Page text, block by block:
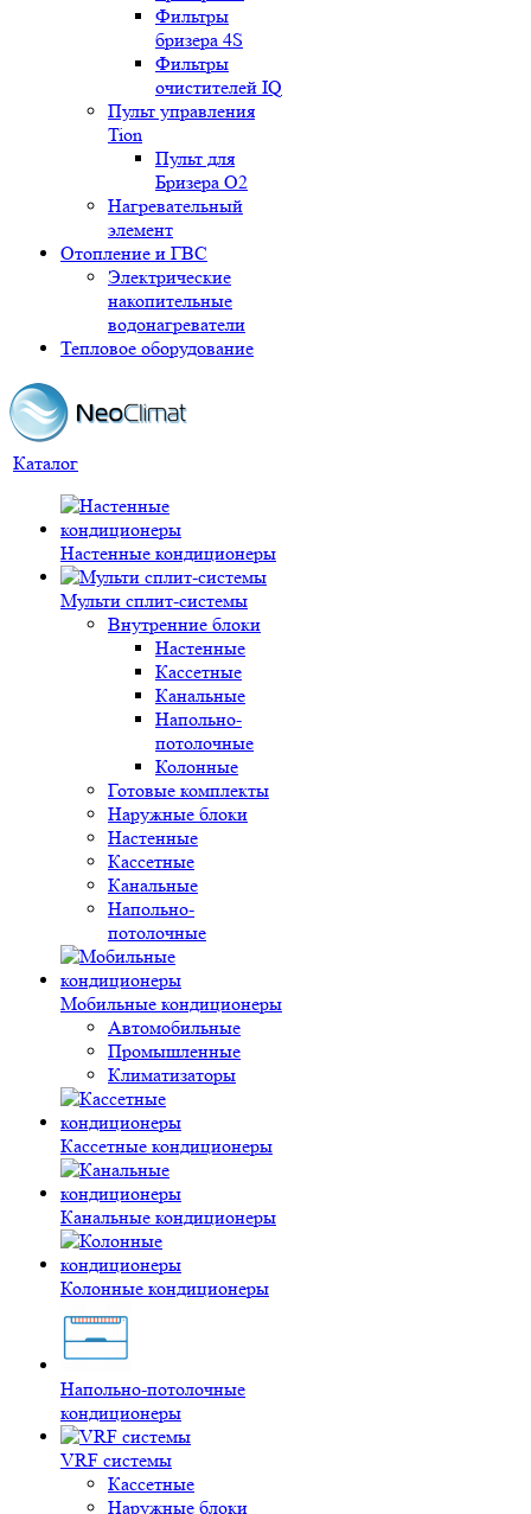
Фильтры
бризера 4S
Фильтры
очистителей IQ
Пульт управления
Tion
Пульт для
Бризера O2
Нагревательный
элемент
Отопление и ГВС
Электрические
накопительные
водонагреватели
Тепловое оборудование
Каталог
Настенные кондиционеры
Мульти сплит-системы
Внутренние блоки
Настенные
Кассетные
Канальные
Напольно-
потолочные
Колонные
Готовые комплекты
Наружные блоки
Настенные
Кассетные
Канальные
Напольно-
потолочные
Мобильные кондиционеры
Автомобильные
Промышленные
Климатизаторы
Кассетные кондиционеры
Канальные кондиционеры
Колонные кондиционеры
Напольно-потолочные
кондиционеры
VRF системы
Кассетные
Наружные блоки